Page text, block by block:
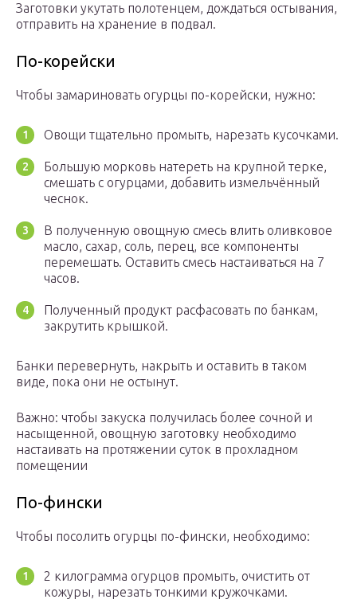
Заготовки укутать полотенцем, дождаться остывания,
отправить на хранение в подвал.
По-корейски
Чтобы замариновать огурцы по-корейски, нужно:
Овощи тщательно промыть, нарезать кусочками.
Большую морковь натереть на крупной терке,
смешать с огурцами, добавить измельчённый
чеснок.
В полученную овощную смесь влить оливковое
масло, сахар, соль, перец, все компоненты
перемешать. Оставить смесь настаиваться на 7
часов.
Полученный продукт расфасовать по банкам,
закрутить крышкой.
Банки перевернуть, накрыть и оставить в таком
виде, пока они не остынут.
Важно: чтобы закуска получилась более сочной и
насыщенной, овощную заготовку необходимо
настаивать на протяжении суток в прохладном
помещении
По-фински
Чтобы посолить огурцы по-фински, необходимо:
2 килограмма огурцов промыть, очистить от
кожуры, нарезать тонкими кружочками.